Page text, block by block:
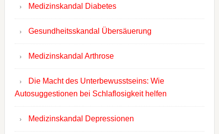
Medizinskandal Diabetes
Gesundheitsskandal Übersäuerung
Medizinskandal Arthrose
Die Macht des Unterbewusstseins: Wie
Autosuggestionen bei Schlaflosigkeit helfen
Medizinskandal Depressionen